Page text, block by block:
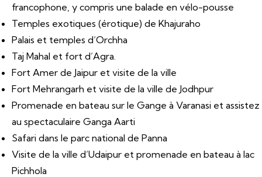
francophone, y compris une balade en vélo-pousse
Temples exotiques (érotique) de Khajuraho
Palais et temples d’Orchha
Taj Mahal et fort d’Agra.
Fort Amer de Jaipur et visite de la ville
Fort Mehrangarh et visite de la ville de Jodhpur
Promenade en bateau sur le Gange à Varanasi et assistez
au spectaculaire Ganga Aarti
Safari dans le parc national de Panna
Visite de la ville d’Udaipur et promenade en bateau à lac
Pichhola